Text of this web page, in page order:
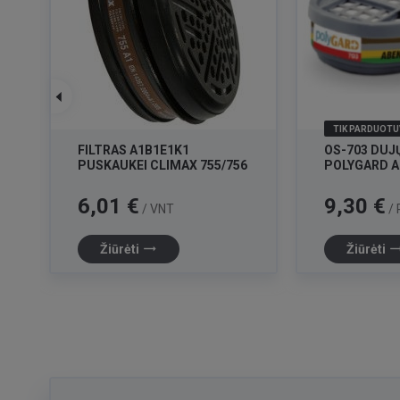
FILTRAS A1B1E1K1
PUSKAUKEI CLIMAX 755/756
Kaina
6,01 € / VNT
Žiūrėti trending_flat
TIK
OS-703
POLYGARD
Kaina
9,30 € /
Žiūrėti